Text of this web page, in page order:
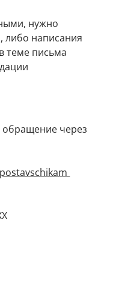
нужно
либо написания
теме письма
обращение через